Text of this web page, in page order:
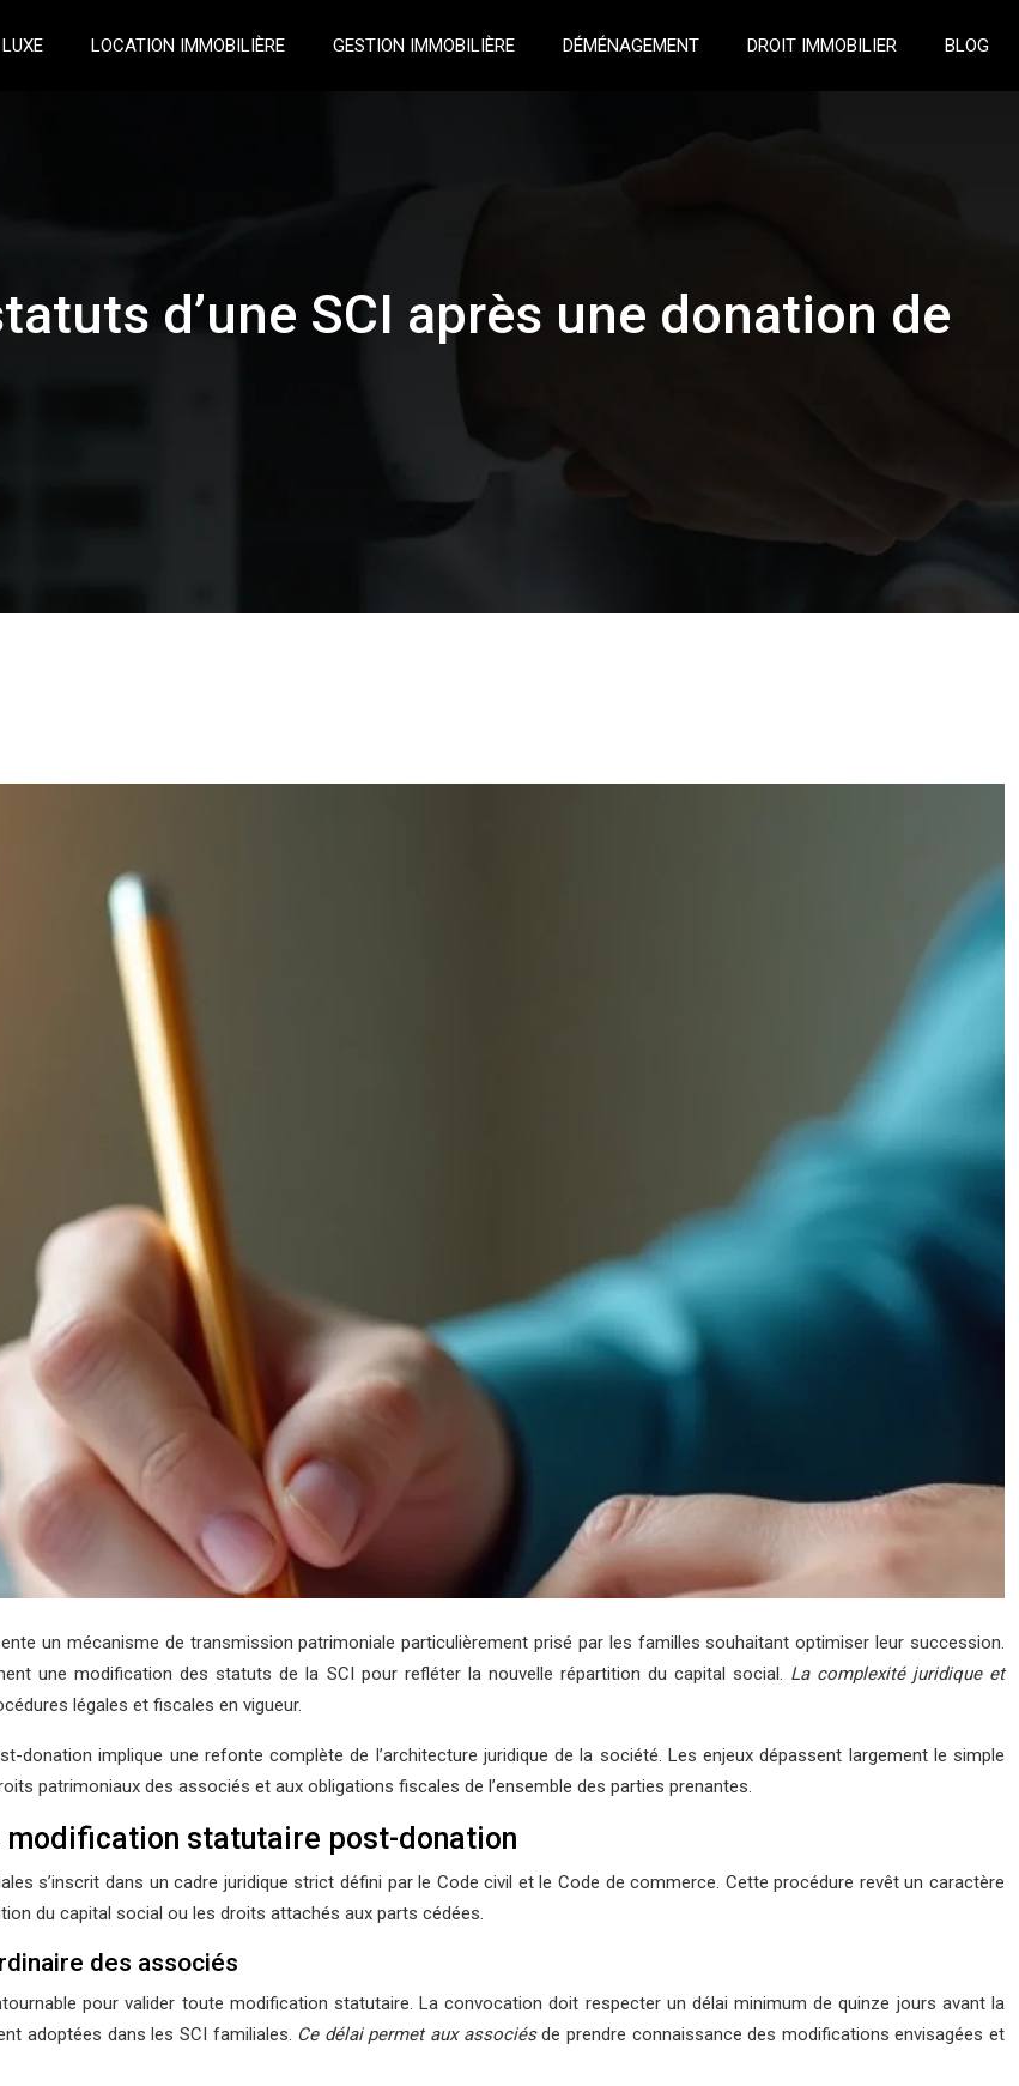
LOCATION IMMOBILIÈRE GESTION IMMOBILIÈRE DÉMÉNAGEMENT DROIT IMMOBILIER BLOG
d’une SCI après une donation de
un mécanisme de transmission patrimoniale particulièrement prisé par les familles souhaitant optimiser leur succession.
une modification des statuts de la SCI pour refléter la nouvelle répartition du capital social. La complexité juridique et
légales et fiscales en vigueur.
implique une refonte complète de l’architecture juridique de la société. Les enjeux dépassent largement le simple
patrimoniaux des associés et aux obligations fiscales de l’ensemble des parties prenantes.
statutaire post-donation
s’inscrit dans un cadre juridique strict défini par le Code civil et le Code de commerce. Cette procédure revêt un caractère
du capital social ou les droits attachés aux parts cédées.
des associés
pour valider toute modification statutaire. La convocation doit respecter un délai minimum de quinze jours avant la
adoptées dans les SCI familiales. Ce délai permet aux associésde prendre connaissance des modifications envisagées et